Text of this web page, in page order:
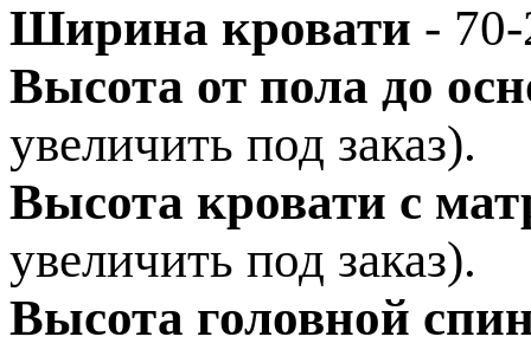
Ширина кровати -
Высота от пола до
увеличить под заказ).
Высота кровати с
увеличить под заказ).
Высота головной